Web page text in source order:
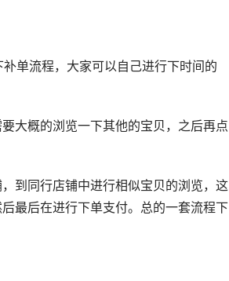
单流程，大家可以自己进行下时间的
大概的浏览一下其他的宝贝，之后再点
到同行店铺中进行相似宝贝的浏览，这
最后在进行下单支付。总的一套流程下